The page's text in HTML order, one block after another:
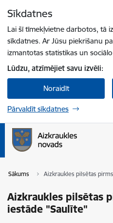
Sīkdatnes
Lai šī tīmekļvietne darbotos, tā
sīkdatnes. Ar Jūsu piekrišanu
izmantotas statistikas un
Lūdzu, atzīmējiet savu izvēli:
Noraidīt
Pārvaldīt sīkdatnes
Sākums Aizkraukles pilsētas
Aizkraukles pilsētas
iestāde "Saulīte"